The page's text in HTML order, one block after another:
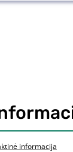
informacija